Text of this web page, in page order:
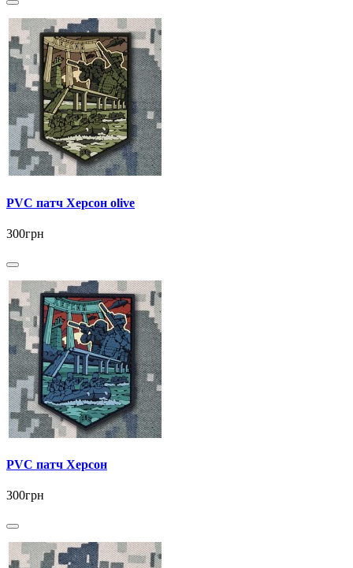
PVC патч Херсон olive
300грн
PVC патч Херсон
300грн